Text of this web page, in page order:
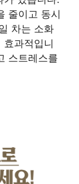
줄이고 동시
차는 소화
효과적입니
스트레스를